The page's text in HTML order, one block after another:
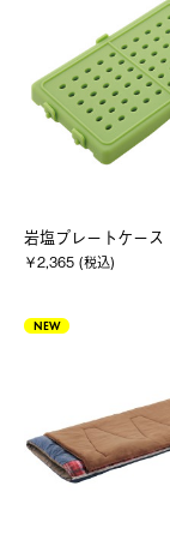
岩塩プレートケース
￥2,365 (税込)
NEW